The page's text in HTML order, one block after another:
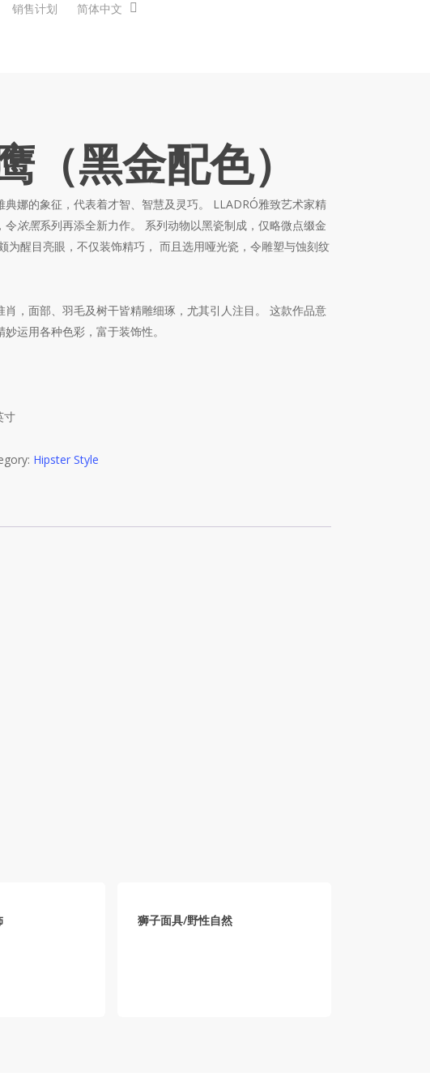
销售计划 简体中文
（黑金配色）
典娜的象征，代表着才智、智慧及灵巧。 LLADRÓ雅致艺术家精
令浓黑系列再添全新力作。 系列动物以黑瓷制成，仅略微点缀金
为醒目亮眼，不仅装饰精巧， 而且选用哑光瓷，令雕塑与蚀刻纹
肖，面部、羽毛及树干皆精雕细琢，尤其引人注目。 这款作品意
运用各种色彩，富于装饰性。
寸
Hipster Style
狮子面具/野性自然